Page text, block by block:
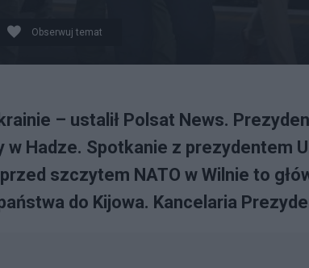
Obserwuj temat
– ustalił Polsat News.
Hadze. Spotkanie z prezydentem
szczytem NATO w Wilnie to
do Kijowa. Kancelaria